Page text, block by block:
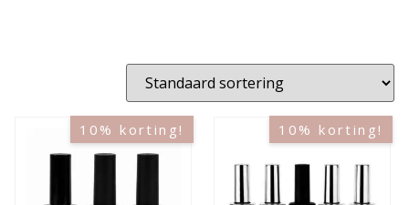
10% korting! 10% korting!